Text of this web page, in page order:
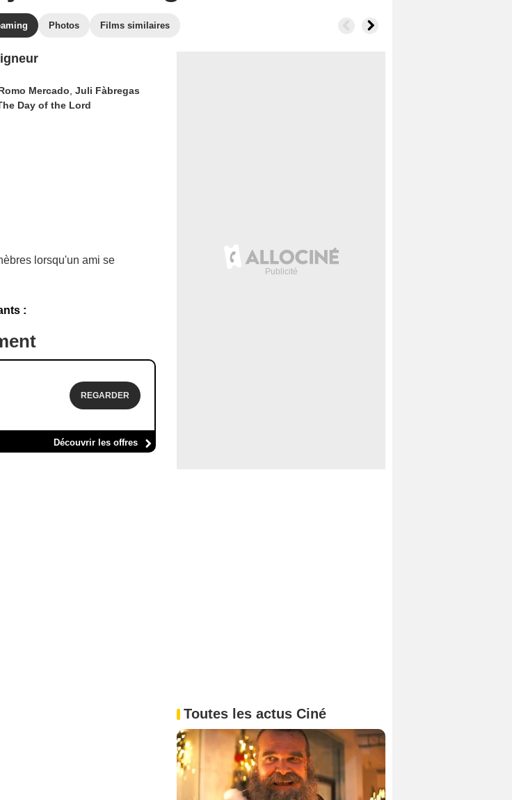
Photos Films similaires
Mercado Juli Fàbregas
Day of the Lord
lorsqu'un ami se
:
REGARDER
Découvrir les offres
Toutes les actus Ciné